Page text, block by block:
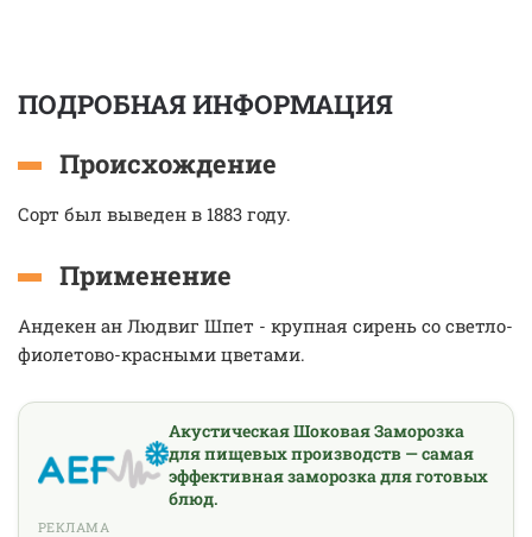
ПОДРОБНАЯ ИНФОРМАЦИЯ
Происхождение
Сорт был выведен в 1883 году.
Применение
Андекен ан Людвиг Шпет - крупная сирень со светло-
фиолетово-красными цветами.
Акустическая Шоковая Заморозка
для пищевых производств — самая
эффективная заморозка для готовых
блюд.
РЕКЛАМА